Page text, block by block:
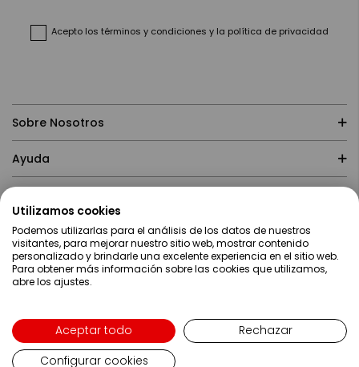
Acepto los términos y condiciones y la política de privacidad
Sobre Nosotros
Ayuda
Contacto
Lenguaje
Español
Utilizamos cookies
Podemos utilizarlas para el análisis de los datos de nuestros
visitantes, para mejorar nuestro sitio web, mostrar contenido
personalizado y brindarle una excelente experiencia en el sitio web.
Para obtener más información sobre las cookies que utilizamos,
abre los ajustes.
Aceptar todo
Rechazar
Configurar cookies